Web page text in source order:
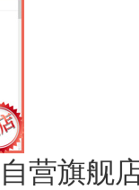
营旗舰